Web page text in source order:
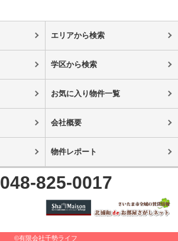
エリアから検索
学区から検索
お気に入り物件一覧
会社概要
物件レポート
048-825-0017
©有限会社千勢ライフ